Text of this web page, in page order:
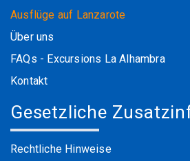
Ausflüge auf Lanzarote
Über uns
FAQs - Excursions La Alhambra
Kontakt
Gesetzliche
Rechtliche Hinweise